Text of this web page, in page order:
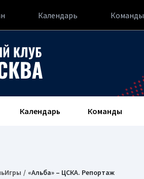
Календарь Команды
Календарь Команды
«Альба» – ЦСКА. Репортаж